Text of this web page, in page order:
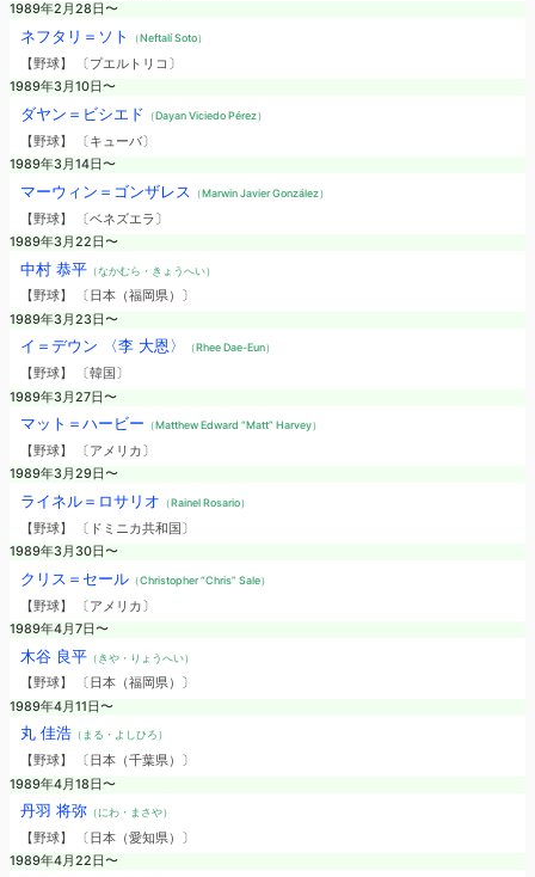
1989年2月28日〜
ネフタリ＝ソト （Neftalí Soto）
【野球】 〔プエルトリコ〕
1989年3月10日〜
ダヤン＝ビシエド （Dayan Viciedo Pérez）
【野球】 〔キューバ〕
1989年3月14日〜
マーウィン＝ゴンザレス （Marwin Javier González）
【野球】 〔ベネズエラ〕
1989年3月22日〜
中村 恭平（なかむら・きょうへい）
【野球】 〔日本（福岡県）〕
1989年3月23日〜
イ＝デウン 〈李 大恩〉 （Rhee Dae-Eun）
【野球】 〔韓国〕
1989年3月27日〜
マット＝ハービー （Matthew Edward “Matt” Harvey）
【野球】 〔アメリカ〕
1989年3月29日〜
ライネル＝ロサリオ （Rainel Rosario）
【野球】 〔ドミニカ共和国〕
1989年3月30日〜
クリス＝セール（Christopher “Chris” Sale）
【野球】 〔アメリカ〕
1989年4月7日〜
木谷 良平（きや・りょうへい）
【野球】 〔日本（福岡県）〕
1989年4月11日〜
丸 佳浩（まる・よしひろ）
【野球】 〔日本（千葉県）〕
1989年4月18日〜
丹羽 将弥（にわ・まさや）
【野球】 〔日本（愛知県）〕
1989年4月22日〜